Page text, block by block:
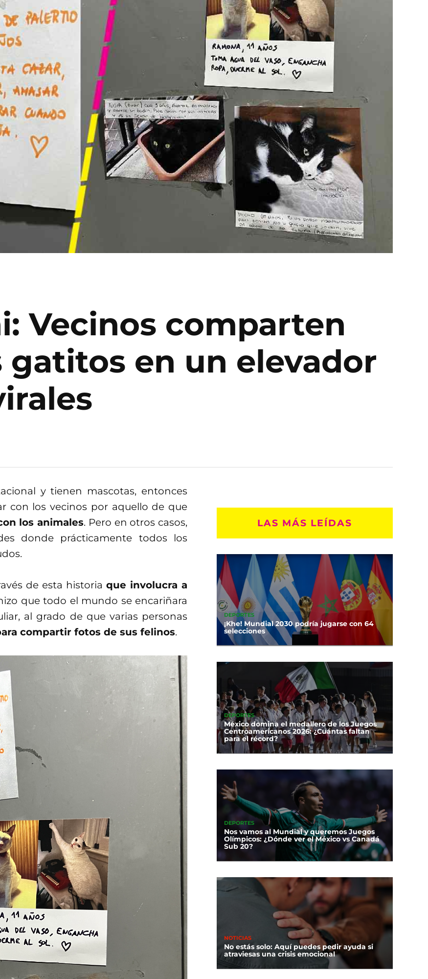
Vecinos comparten
gatitos en un elevador
y tienen mascotas, entonces
con los vecinos por aquello de que
los animales. Pero en otros casos,
donde prácticamente todos los
de esta historia que involucra a
que todo el mundo se encariñara
al grado de que varias personas
compartir fotos de sus felinos.
LAS MÁS LEÍDAS
DEPORTES
¡Khe! Mundial 2030 podría jugarse con 64
selecciones
DEPORTES
México domina el medallero de los Juegos
Centroamericanos 2026: ¿Cuántas faltan
para el récord?
DEPORTES
Nos vamos al Mundial y queremos Juegos
Olímpicos: ¿Dónde ver el México vs Canadá
Sub 20?
NOTICIAS
No estás solo: Aquí puedes pedir ayuda si
atraviesas una crisis emocional